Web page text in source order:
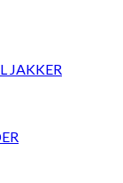
JAKKER